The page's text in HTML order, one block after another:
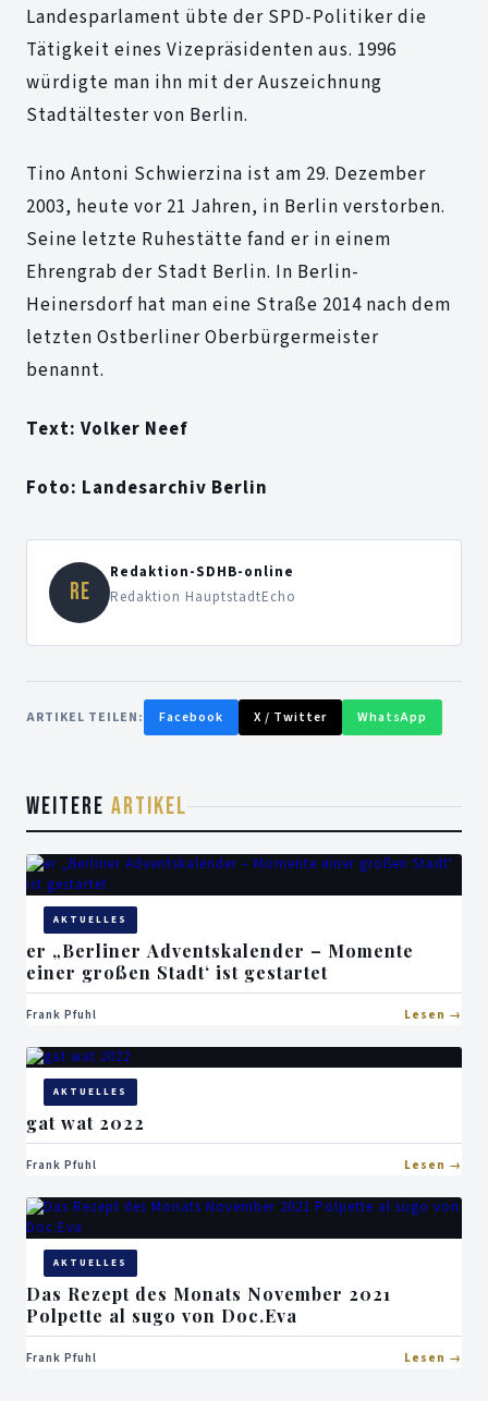
Landesparlament übte der SPD-Politiker die
Tätigkeit eines Vizepräsidenten aus. 1996
würdigte man ihn mit der Auszeichnung
Stadtältester von Berlin.
Tino Antoni Schwierzina ist am 29. Dezember
2003, heute vor 21 Jahren, in Berlin verstorben.
Seine letzte Ruhestätte fand er in einem
Ehrengrab der Stadt Berlin. In Berlin-
Heinersdorf hat man eine Straße 2014 nach dem
letzten Ostberliner Oberbürgermeister
benannt.
Text: Volker Neef
Foto: Landesarchiv Berlin
RE
Redaktion-SDHB-online
Redaktion HauptstadtEcho
ARTIKEL TEILEN: Facebook X / Twitter WhatsApp
WEITERE ARTIKEL
AKTUELLES
er „Berliner Adventskalender – Momente
einer großen Stadt‘ ist gestartet
Frank Pfuhl Lesen
AKTUELLES
gat wat 2022
Frank Pfuhl Lesen
AKTUELLES
Das Rezept des Monats November 2021
Polpette al sugo von Doc.Eva
Frank Pfuhl Lesen